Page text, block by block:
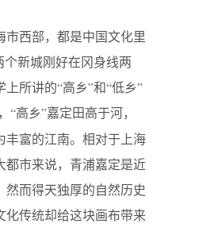
市西部，都是中国文化里
个新城刚好在冈身线两
所讲的“高乡”和“低乡”
“高乡”嘉定田高于河，
丰富的江南。相对于上海
都市来说，青浦嘉定是近
而得天独厚的自然历史
化传统却给这块画布带来